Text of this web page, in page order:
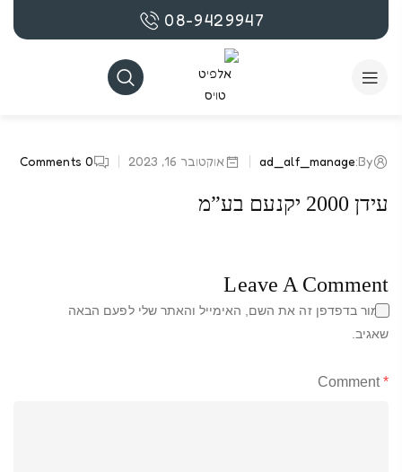
08-9429947
By:
ad_alf_manage אוקטובר 16, 2023 0
Comments
עידן 2000 יקנעם בע”מ
Leave A Comment
שמור בדפדפן זה את השם, האימייל והאתר שלי לפעם הבאה
שאגיב.
*
Comment